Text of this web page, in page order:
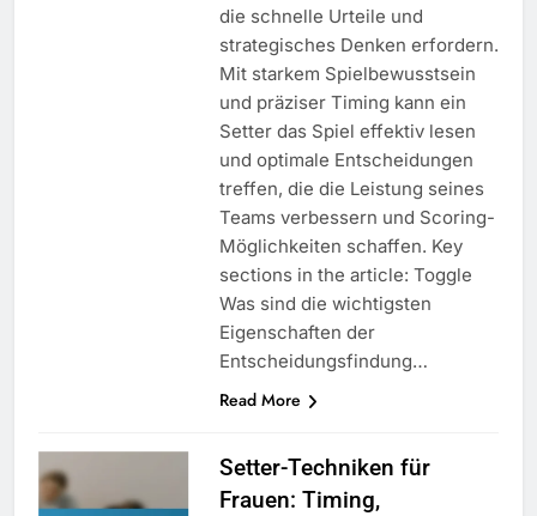
die schnelle Urteile und
strategisches Denken erfordern.
Mit starkem Spielbewusstsein
und präziser Timing kann ein
Setter das Spiel effektiv lesen
und optimale Entscheidungen
treffen, die die Leistung seines
Teams verbessern und Scoring-
Möglichkeiten schaffen. Key
sections in the article: Toggle
Was sind die wichtigsten
Eigenschaften der
Entscheidungsfindung…
Read More
Setter-Techniken für
Frauen: Timing,